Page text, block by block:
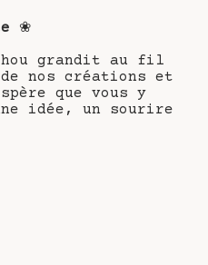
❀
Chou grandit au fil
nos créations et
que vous y
idée, un sourire